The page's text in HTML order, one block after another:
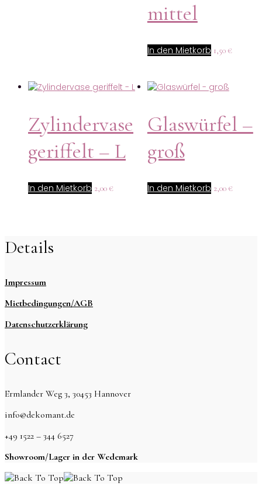
mittel
In den Mietkorb 1,50 €
Zylindervase
geriffelt – L
In den Mietkorb 2,00 €
Glaswürfel –
groß
In den Mietkorb 2,00 €
Details
Impressum
Mietbedingungen/AGB
Datenschutzerklärung
Contact
Ermlander Weg 3, 30453 Hannover
info@dekomant.de
+49 1522 – 344 6527
Showroom/Lager in der Wedemark